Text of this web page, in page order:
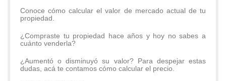
Conoce cómo calcular el valor de mercado actual de tu
propiedad.
¿Compraste tu propiedad hace años y hoy no sabes a
cuánto venderla?
¿Aumentó o disminuyó su valor? Para despejar estas
dudas, acá te contamos cómo calcular el precio.